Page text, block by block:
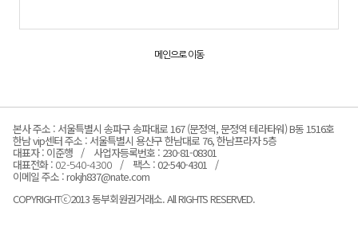
메인으로 이동
본사 주소 : 서울특별시 송파구 송파대로 167 (문정역, 문정역 테라타워) B동 1516호
한남 vip센터 주소 : 서울특별시 용산구 한남대로 76, 한남프라자 5층
대표자 : 이준행 사업자등록번호 : 230-81-08301
대표전화 : 02-540-4300 팩스 : 02-540-4301
이메일 주소 : rokjh837@nate.com
COPYRIGHTⓒ2013 동부회원권거래소. All RIGHTS RESERVED.